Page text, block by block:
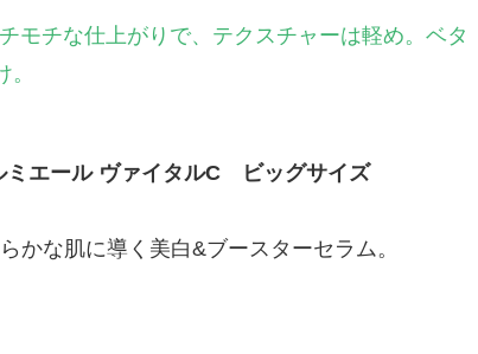
モチな仕上がりで、テクスチャーは軽め。ベタ
ミエール ヴァイタルC ビッグサイズ
かな肌に導く美白&ブースターセラム。